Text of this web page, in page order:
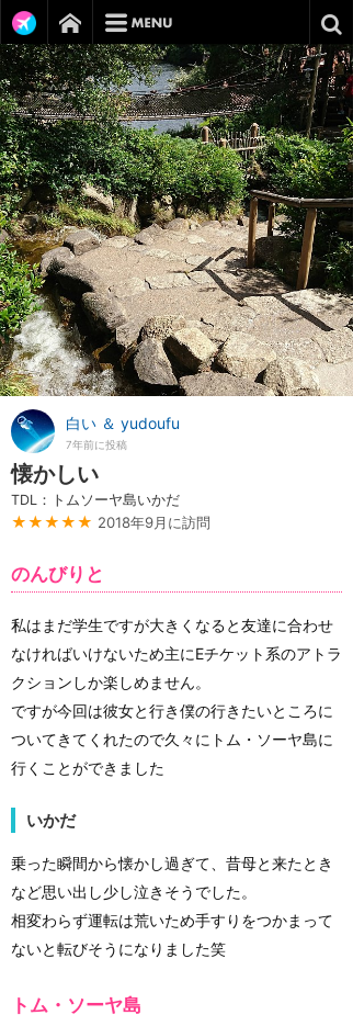
白い ＆ yudoufu
7年前に投稿
懐かしい
TDL：トムソーヤ島いかだ
★★★★★ 2018年9月に訪問
のんびりと
私はまだ学生ですが大きくなると友達に合わせ
なければいけないため主にEチケット系のアトラ
クションしか楽しめません。
ですが今回は彼女と行き僕の行きたいところに
ついてきてくれたので久々にトム・ソーヤ島に
行くことができました
いかだ
乗った瞬間から懐かし過ぎて、昔母と来たとき
など思い出し少し泣きそうでした。
相変わらず運転は荒いため手すりをつかまって
ないと転びそうになりました笑
トム・ソーヤ島